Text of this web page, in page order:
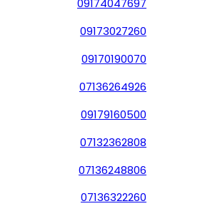
09174047697
09173027260
09170190070
07136264926
09179160500
07132362808
07136248806
07136322260